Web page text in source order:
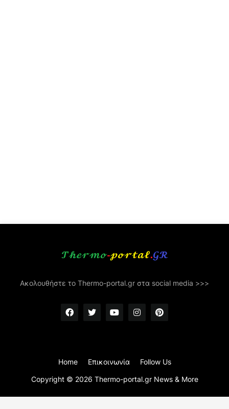
Ακολουθήστε το Thermo-portal.gr στα social media >>>
Copyright © 2026 Thermo-portal.gr News & More
Home Επικοινωνία Follow Us